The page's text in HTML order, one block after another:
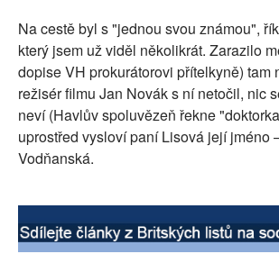
Na cestě byl s "jednou svou známou",
který jsem už viděl několikrát. Zarazilo
dopise VH prokurátorovi přítelkyně) tam
režisér filmu Jan Novák s ní netočil, nic
neví (Havlův spoluvězeň řekne
uprostřed vysloví paní Lisová její jméno
Vodňanská.